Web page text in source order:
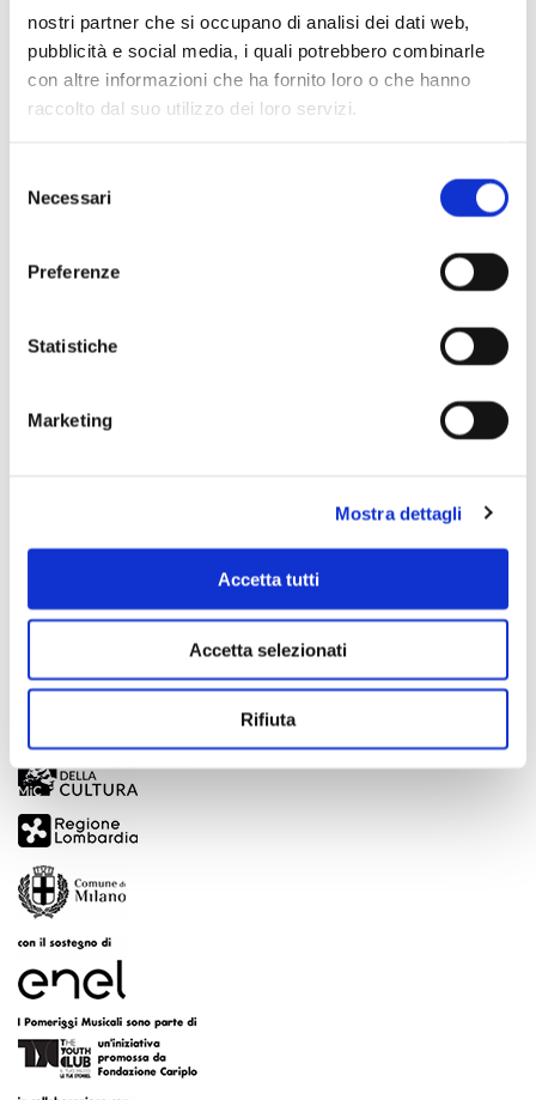
nostri partner che si occupano di analisi dei dati web,
pubblicità e social media, i quali potrebbero combinarle
con altre informazioni che ha fornito loro o che hanno
raccolto dal suo utilizzo dei loro servizi.
delNecessari
Preferenze
Statistiche
Marketing
Mostra dettagli
Accetta tutti
Accetta selezionati
Rifiuta